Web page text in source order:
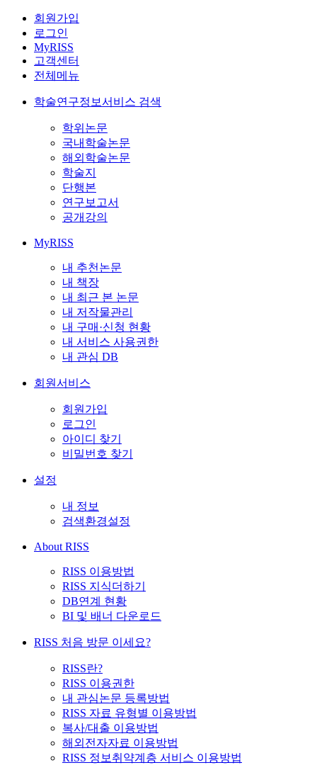
회원가입
로그인
MyRISS
고객센터
전체메뉴
학술연구정보서비스 검색
학위논문
국내학술논문
해외학술논문
학술지
단행본
연구보고서
공개강의
MyRISS
내 추천논문
내 책장
내 최근 본 논문
내 저작물관리
내 구매·신청 현황
내 서비스 사용권한
내 관심 DB
회원서비스
회원가입
로그인
아이디 찾기
비밀번호 찾기
설정
내 정보
검색환경설정
About RISS
RISS 이용방법
RISS 지식더하기
DB연계 현황
BI 및 배너 다운로드
RISS 처음 방문 이세요?
RISS란?
RISS 이용권한
내 관심논문 등록방법
RISS 자료 유형별 이용방법
복사/대출 이용방법
해외전자자료 이용방법
RISS 정보취약계층 서비스 이용방법